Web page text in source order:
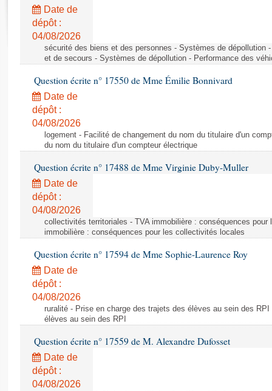
Rapports législatifs
Rapports sur l'application des lois
Baromètre de l’application des lois
Dossiers législatifs
Budget et sécurité sociale
Questions écrites et orales
Comptes rendus des débats
Date de
dépôt :
04/08/2026
sécurité des biens et des personnes - Systèmes de dépollution
et de secours - Systèmes de dépollution - Performance des
Question écrite n° 17550 de Mme Émilie Bonnivard
Date de
dépôt :
04/08/2026
logement - Facilité de changement du nom du titulaire d'un
du nom du titulaire d'un compteur électrique
Question écrite n° 17488 de Mme Virginie Duby-Muller
Date de
dépôt :
04/08/2026
collectivités territoriales - TVA immobilière : conséquences
immobilière : conséquences pour les collectivités locales
Question écrite n° 17594 de Mme Sophie-Laurence Roy
Date de
dépôt :
04/08/2026
ruralité - Prise en charge des trajets des élèves au sein des
élèves au sein des RPI
Question écrite n° 17559 de M. Alexandre Dufosset
Date de
dépôt :
04/08/2026